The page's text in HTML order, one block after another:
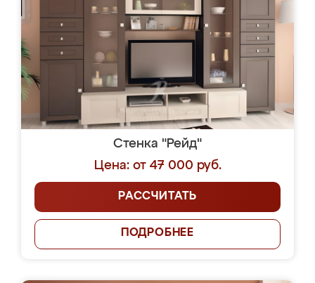
Стенка "Рейд"
Цена: от 47 000 руб.
РАССЧИТАТЬ
ПОДРОБНЕЕ